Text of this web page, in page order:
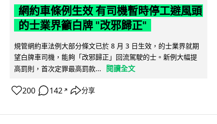
網約車條例生效 有司機暫時停工避風頭
的士業界籲白牌 "改邪歸正"
規管網約車法例大部分條文已於 8 月 3 日生效，的士業界就期
望白牌車司機，能夠「改邪歸正」回流駕駛的士。新例大幅提
高罰則，首次定罪最高罰款...
閱讀全文
200 142 ↗ 分享